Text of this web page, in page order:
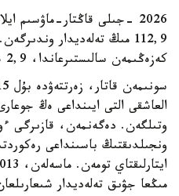
2026 -جىلى قاڭتار-ماۋسىم
112,9 مىڭ تەلەديدار
كەزەڭىمەن سالىستىرعاندا، 2,9 ەسە كوپ.
العاشقى التى ايىنداعى ەڭ
وتىلگەن. دەگەنمەن، قازىرگى
ونجىلدىقتىڭ باسىنداعى
مىڭعا جۋىق تەلەديدار